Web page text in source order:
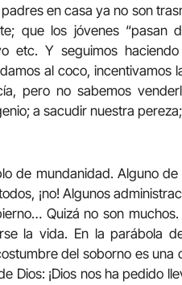
en casa ya no son
que los jóvenes “pasan
etc. Y seguimos
al coco,
pero no sabemos
a sacudir nuestra
de mundanidad. Alguno
¡no! Algunos
Quizá no son
la vida. En la parábola
del soborno es
Dios: ¡Dios nos ha pedido